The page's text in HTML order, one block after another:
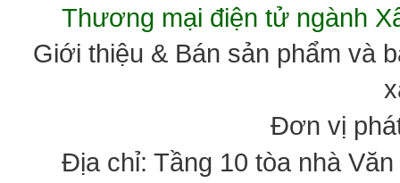
Thương mại điện tử ngành
Giới thiệu & Bán sản phẩm và
Đơn vị
Địa chỉ: Tầng 10 tòa nhà